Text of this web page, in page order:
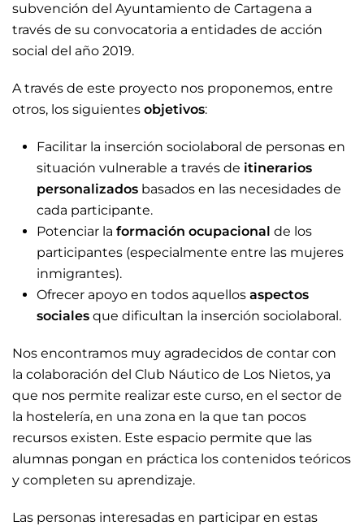
subvención del Ayuntamiento de Cartagena a
través de su convocatoria a entidades de acción
social del año 2019.
A través de este proyecto nos proponemos, entre
otros, los siguientes objetivos:
Facilitar la inserción sociolaboral de personas en
situación vulnerable a través de itinerarios
personalizados basados en las necesidades de
cada participante.
Potenciar la formación ocupacional de los
participantes (especialmente entre las mujeres
inmigrantes).
Ofrecer apoyo en todos aquellos aspectos
sociales que dificultan la inserción sociolaboral.
Nos encontramos muy agradecidos de contar con
la colaboración del Club Náutico de Los Nietos, ya
que nos permite realizar este curso, en el sector de
la hostelería, en una zona en la que tan pocos
recursos existen. Este espacio permite que las
alumnas pongan en práctica los contenidos teóricos
y completen su aprendizaje.
Las personas interesadas en participar en estas